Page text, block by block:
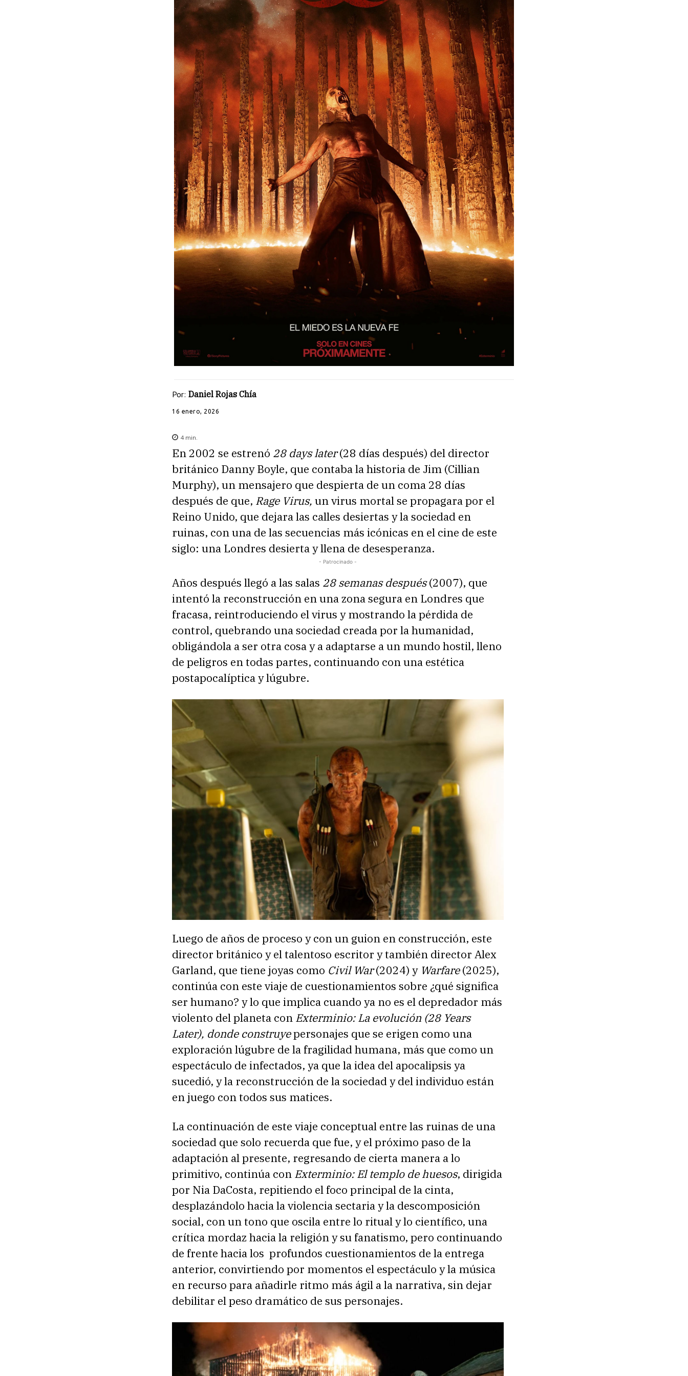
Por: Daniel Rojas Chía
16 enero, 2026
4 min.
En 2002 se estrenó 28 days later(28 días después) del director
británico Danny Boyle, que contaba la historia de Jim (Cillian
Murphy), un mensajero que despierta de un coma 28 días
después de que, Rage Virus, un virus mortal se propagara por el
Reino Unido, que dejara las calles desiertas y la sociedad en
ruinas, con una de las secuencias más icónicas en el cine de este
siglo: una Londres desierta y llena de desesperanza.
- Patrocinado -
Años después llegó a las salas 28 semanas después(2007), que
intentó la reconstrucción en una zona segura en Londres que
fracasa, reintroduciendo el virus y mostrando la pérdida de
control, quebrando una sociedad creada por la humanidad,
obligándola a ser otra cosa y a adaptarse a un mundo hostil, lleno
de peligros en todas partes, continuando con una estética
postapocalíptica y lúgubre.
Luego de años de proceso y con un guion en construcción, este
director británico y el talentoso escritor y también director Alex
Garland, que tiene joyas como Civil War(2024) y Warfare(2025),
continúa con este viaje de cuestionamientos sobre ¿qué significa
ser humano? y lo que implica cuando ya no es el depredador más
violento del planeta con Exterminio: La evolución (28 Years
Later), donde construyepersonajes que se erigen como una
exploración lúgubre de la fragilidad humana, más que como un
espectáculo de infectados, ya que la idea del apocalipsis ya
sucedió, y la reconstrucción de la sociedad y del individuo están
en juego con todos sus matices.
La continuación de este viaje conceptual entre las ruinas de una
sociedad que solo recuerda que fue, y el próximo paso de la
adaptación al presente, regresando de cierta manera a lo
primitivo, continúa con Exterminio: El templo de huesos, dirigida
por Nia DaCosta, repitiendo el foco principal de la cinta,
desplazándolo hacia la violencia sectaria y la descomposición
social, con un tono que oscila entre lo ritual y lo científico, una
crítica mordaz hacia la religión y su fanatismo, pero continuando
de frente hacia los profundos cuestionamientos de la entrega
anterior, convirtiendo por momentos el espectáculo y la música
en recurso para añadirle ritmo más ágil a la narrativa, sin dejar
debilitar el peso dramático de sus personajes.